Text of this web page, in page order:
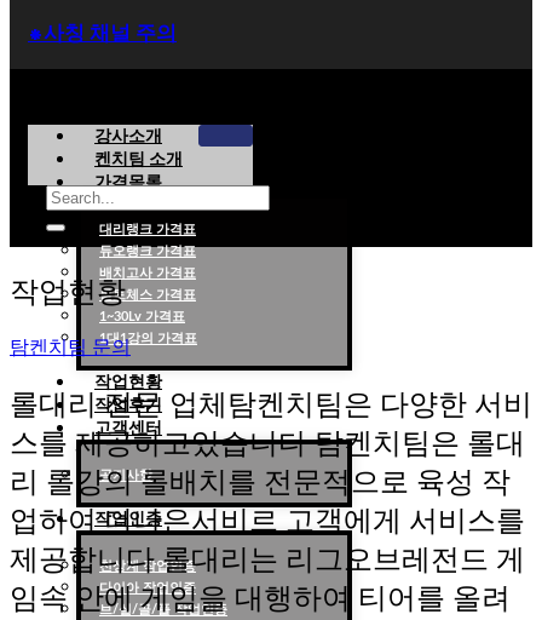
⁕사칭 채널 주의
강사소개
켄치팀 소개
가격목록
대리랭크 가격표
듀오랭크 가격표
배치고사 가격표
롤토체스 가격표
1~30Lv 가격표
1대1강의 가격표
작업현황
작업후기
고객센터
공지사항
작업인증
천상계 작업인증
다이아 작업인증
브/실/골/플 작업인증
작업현황
탐켄치팀 문의
롤대리 전문 업체탐켄치팀은 다양한 서비
스를 제공하고있습니다 탐켄치팀은 롤대
리 롤강의 롤배치를 전문적으로 육성 작
업하여 더나은서비르 고객에게 서비스를
제공합니다 롤대리는 리그오브레전드 게
임속 안에 게임을 대행하여 티어를 올려